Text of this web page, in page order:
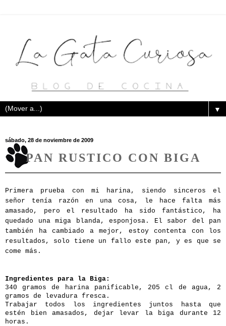
▼
sábado, 28 de noviembre de 2009
PAN RUSTICO CON BIGA
Primera prueba con mi harina, siendo sinceros el
señor tenía razón en una cosa, le hace falta más
amasado, pero el resultado ha sido fantástico, ha
quedado una miga blanda, esponjosa. El sabor del pan
también ha cambiado a mejor, estoy contenta con los
resultados, solo tiene un fallo este pan, y es que se
come más.
Ingredientes para la Biga:
340 gramos de harina panificable, 205 cl de agua, 2
gramos de levadura fresca.
Trabajar todos los ingredientes juntos hasta que
estén bien amasados, dejar levar la biga durante 12
horas.